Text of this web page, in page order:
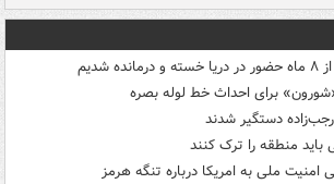
برای احداث خط لوله بصره
باید منطقه را ترک کنند
امنیت ملی به امریکا درباره تنگه هرمز